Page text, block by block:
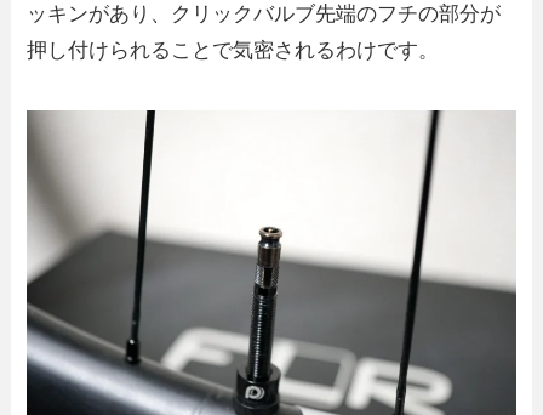
ッキンがあり、クリックバルブ先端のフチの部分が
押し付けられることで気密されるわけです。